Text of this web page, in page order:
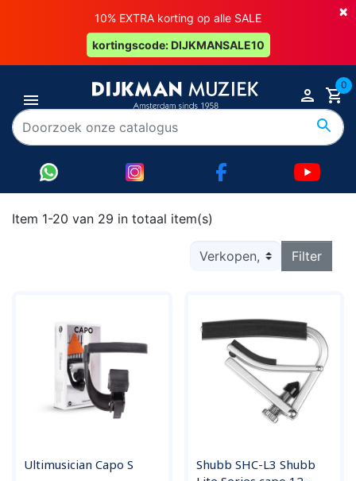
×
10% EXTRA korting op alle SALE
kortingscode: DIJKMANSALE10
0
Item 1-20 van 29 in totaal item(s)
Filter
Ultimusician Capo S
Shubb SHC-L3 Shubb